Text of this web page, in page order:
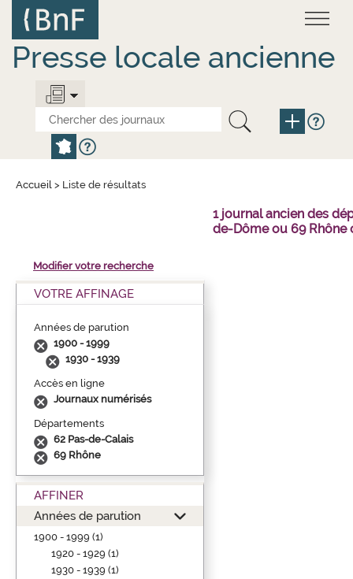
contenu
principal
Presse locale ancienne
Accueil > Liste de résultats
1 journal ancien des
de-Dôme ou 69 Rhône
Modifier votre recherche
VOTRE AFFINAGE
Années de parution
1900 - 1999
1930 - 1939
Accès en ligne
Journaux numérisés
Départements
62 Pas-de-Calais
69 Rhône
AFFINER
Années de parution
1900 - 1999 (1)
1920 - 1929 (1)
1930 - 1939 (1)
Panneau de gestion des cookies